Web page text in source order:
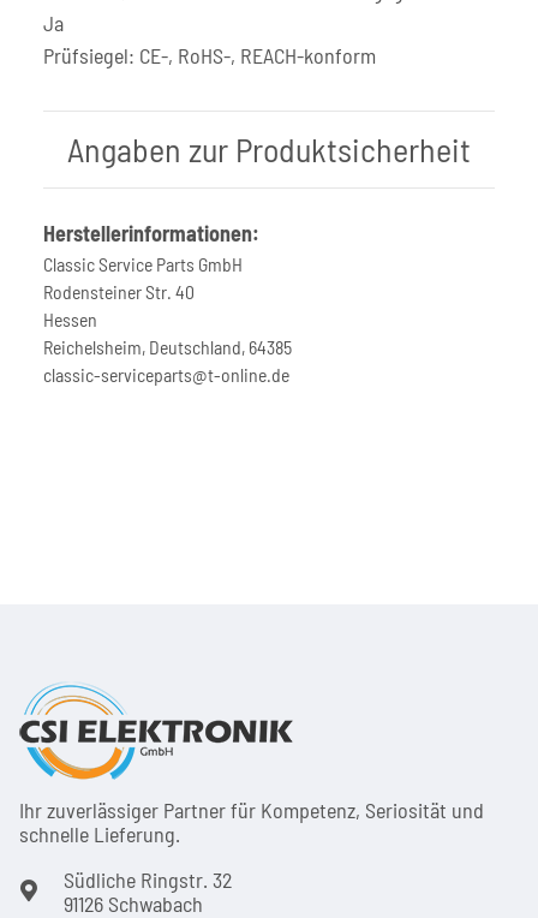
Ja
Prüfsiegel: CE-, RoHS-, REACH-konform
Angaben zur Produktsicherheit
Herstellerinformationen:
Classic Service Parts GmbH
Rodensteiner Str. 40
Hessen
Reichelsheim, Deutschland, 64385
classic-serviceparts@t-online.de
Ihr zuver­läs­siger Partner für Kom­pe­tenz, Seri­osi­tät und
schnel­le Lie­ferung.
Südliche Ringstr. 32
91126 Schwabach